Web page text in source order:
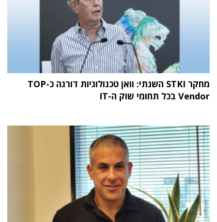
מחקר STKI השנתי: וואן טכנולוגיות דורגה כ-TOP
Vendor בכל תחומי שוק ה-IT